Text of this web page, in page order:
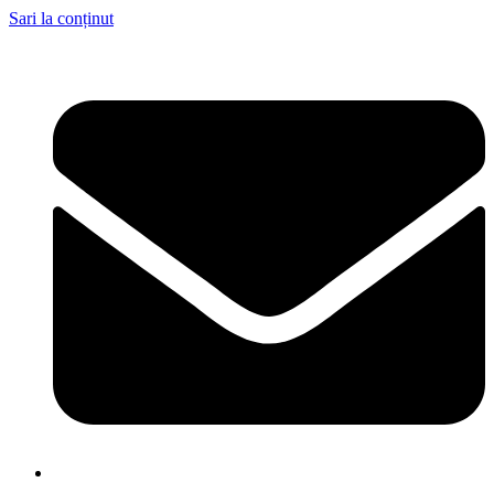
Sari la conținut